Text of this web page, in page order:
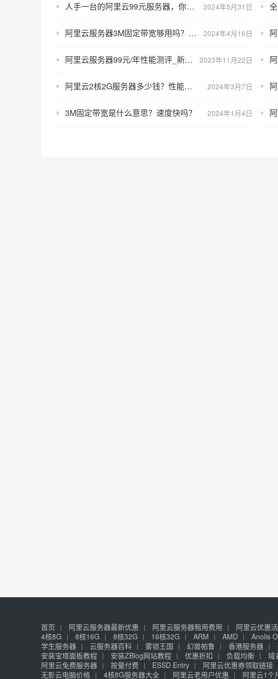
2024年5月31日
人手一台的阿里云99元服务器，你还没买？
2024年4月16日
阿里云服务器3M固定带宽够用吗？快不快？
2023年11月22日
阿里云服务器99元/年性能测评_新老用户均可买_续费不涨价
2024年3月7日
阿里云2核2G服务器多少钱？性能如何？
2024年1月4日
3M固定带宽是什么意思？速度快吗？
首页 阿里云服务器最新优惠 阿里云服务器租用费用 阿里云优惠
4核8G
8核16G 8核32G 16核32G ARM AMD Anolis
学生服务器
云服务器百科 雾锁王国 幻兽帕鲁 香港服务器
安装宝塔面板教程
安装ZBlog网站教程 优惠折扣 负载均衡 域
阿里云免费服务器
按量付费 ESSD Entry 阿里云优惠券领取链接
无影云电脑价格
4核8G服务器大全 阿里云老用户优惠 阿里云1个